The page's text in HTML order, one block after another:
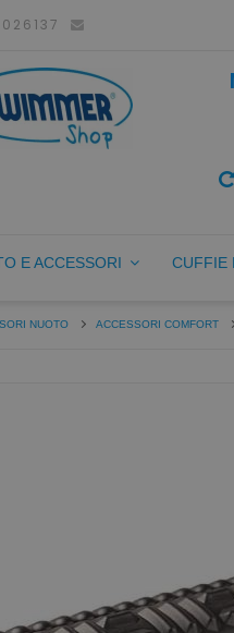
E ACCESSORI CUFFIE
NUOTO ACCESSORI COMFORT